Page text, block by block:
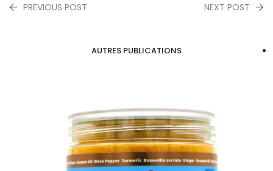
PREVIOUS POST NEXT POST
AUTRES PUBLICATIONS